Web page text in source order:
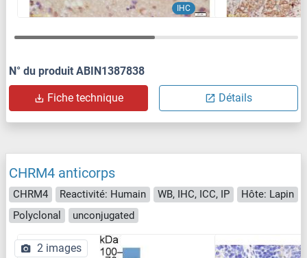
IHC
N° du produit ABIN1387838
Fiche technique Détails
CHRM4 anticorps
CHRM4 Reactivité: Humain WB, IHC, ICC, IP
Hôte: Lapin
Polyclonal
unconjugated
2 images